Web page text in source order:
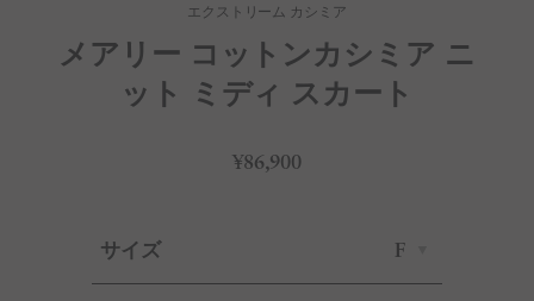
エクストリーム カシミア
メアリー コットンカシミア ニ
ット ミディ スカート
¥86,900
サイズ F